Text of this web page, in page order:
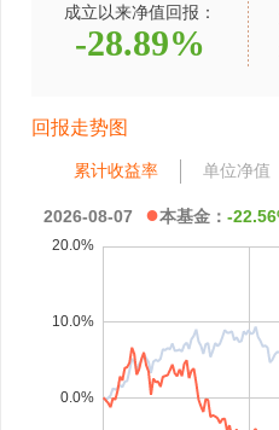
成立以来净值回报：
-28.89%
回报走势图
累计收益率 单位净值
2026-08-07 ●本基金： -